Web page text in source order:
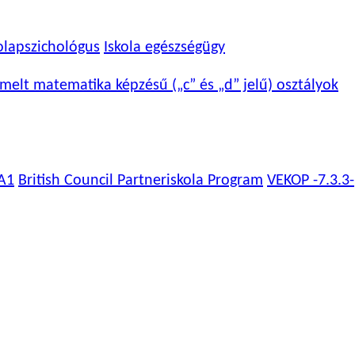
Iskola egészségügy
matematika képzésű („c” és „d” jelű) osztályok
British Council Partneriskola Program VEKOP -7.3.3-